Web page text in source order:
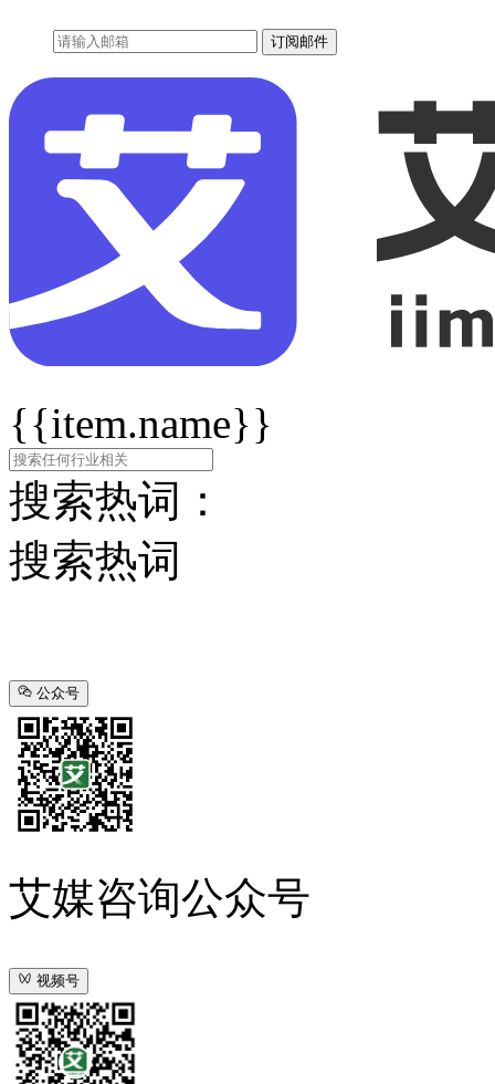
订阅邮件
{{item.name}}
搜索热词：
搜索热词
公众号
艾媒咨询公众号
视频号